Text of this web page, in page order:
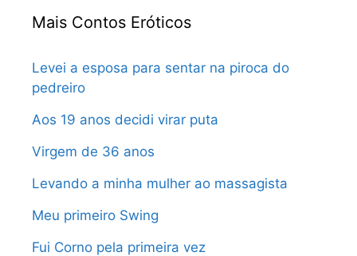
Mais Contos Eróticos
Levei a esposa para sentar na piroca do
pedreiro
Aos 19 anos decidi virar puta
Virgem de 36 anos
Levando a minha mulher ao massagista
Meu primeiro Swing
Fui Corno pela primeira vez